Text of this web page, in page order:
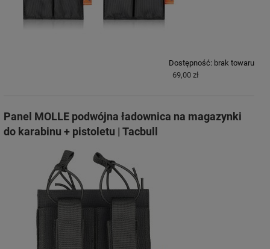
Dostępność: brak towaru
69,00 zł
Panel MOLLE podwójna ładownica na magazynki
do karabinu + pistoletu | Tacbull